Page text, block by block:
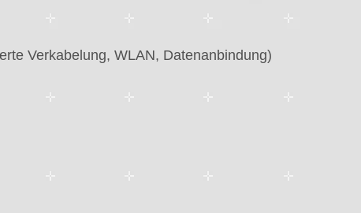
Verkabelung, WLAN, Datenanbindung)